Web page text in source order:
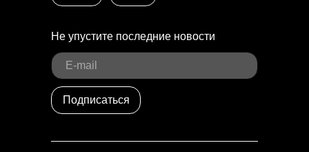
Не упустите последние новости
Подписаться